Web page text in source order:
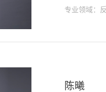
专业领域：
陈曦